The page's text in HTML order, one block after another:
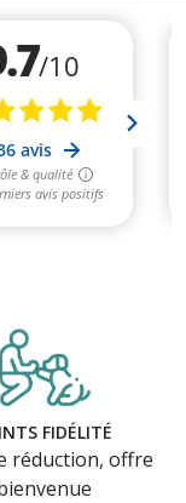
FIDÉLITÉ
réduction, offre